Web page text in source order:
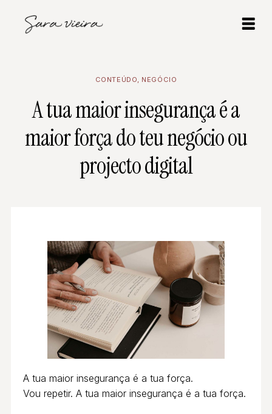
CONTEÚDO NEGÓCIO
A tua maior insegurança é a
maior força do teu negócio ou
projecto digital
A tua maior insegurança é a tua força.
Vou repetir. A tua maior insegurança é a tua força.